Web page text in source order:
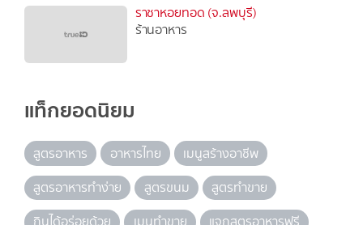
ราชาหอยทอด (จ.ลพบุรี)
ร้านอาหาร
แท็กยอดนิยม
สูตรอาหาร อาหารไทย
เมนูสร้างอาชีพ
สูตรอาหารทำง่าย
สูตรขนม
สูตรทำขาย